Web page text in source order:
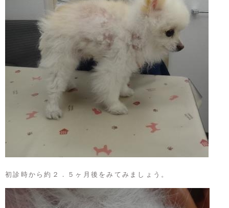
初診時から約２．５ヶ月後をみてみましょう。